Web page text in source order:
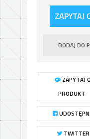
ZAPYTAJ
DODAJ DO
ZAPYTAJ O
PRODUKT
TWITTER